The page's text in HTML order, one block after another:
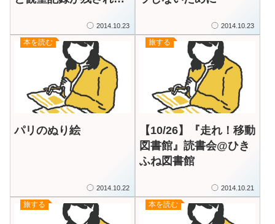
2014.10.23 2014.10.23
本を読む
パリのぬり絵
2014.10.22
旅する
【10/26】『走れ！移動
図書館』読書会@ひき
ふね図書館
2014.10.21
旅する 本を読む